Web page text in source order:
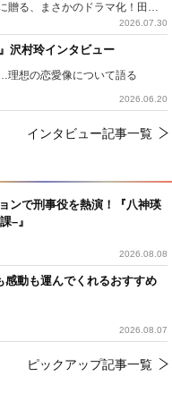
ンで刑事役を熱演！『八神瑛
–』
2026.08.08
動も運んでくれるおすすめ
2026.08.07
ピックアップ記事一覧
『侍タイムスリッパー』ファンに贈る、まさかのドラマ化！田村ツトム×沙倉ゆうのが語る『心配無用ノ介』撮影秘話
2026.07.30
沢村玲インタビュー
理想の恋愛像について語る
2026.06.20
インタビュー記事一覧